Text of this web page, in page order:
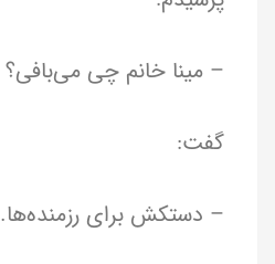
– مینا خانم چی می‌بافی؟
گفت:
– دستکش برای رزمنده‌ها.